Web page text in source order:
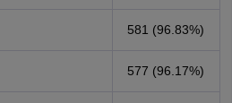
581 (96.83%)
577 (96.17%)